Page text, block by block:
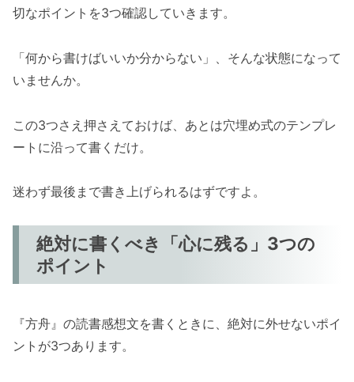
切なポイントを3つ確認していきます。
「何から書けばいいか分からない」、そんな状態になって
いませんか。
この3つさえ押さえておけば、あとは穴埋め式のテンプレ
ートに沿って書くだけ。
迷わず最後まで書き上げられるはずですよ。
絶対に書くべき「心に残る」3つの
ポイント
『方舟』の読書感想文を書くときに、絶対に外せないポイ
ントが3つあります。